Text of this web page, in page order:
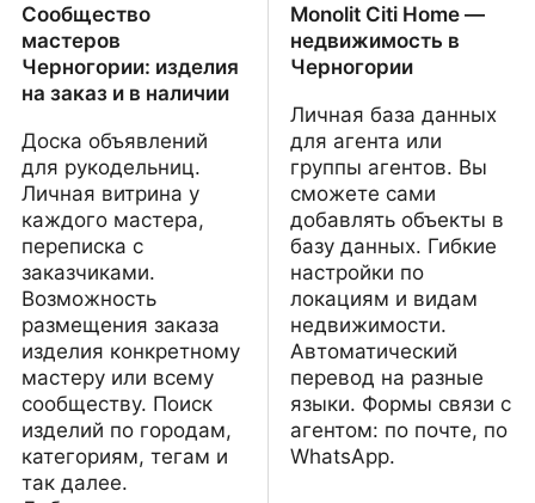
Сообщество
мастеров
Черногории: изделия
на заказ и в наличии
Доска объявлений
для рукодельниц.
Личная витрина у
каждого мастера,
переписка с
заказчиками.
Возможность
размещения заказа
изделия конкретному
мастеру или всему
сообществу. Поиск
изделий по городам,
категориям, тегам и
так далее.
Monolit Citi Home —
недвижимость в
Черногории
Личная база данных
для агента или
группы агентов. Вы
сможете сами
добавлять объекты в
базу данных. Гибкие
настройки по
локациям и видам
недвижимости.
Автоматический
перевод на разные
языки. Формы связи с
агентом: по почте, по
WhatsApp.